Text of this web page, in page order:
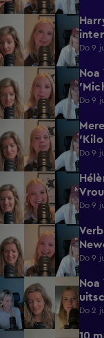
Do 9
Noa
Do 9
Do 9
Do 9
Do 9
Noa
Do 2